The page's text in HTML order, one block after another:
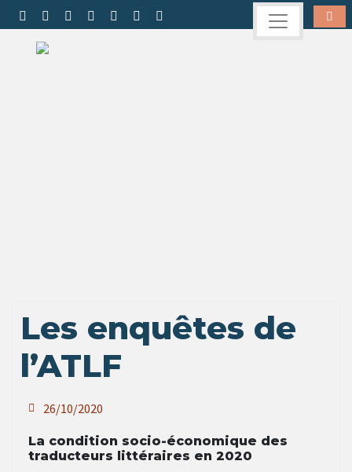
Les enquêtes de
l’ATLF
26/10/2020
La condition socio-économique des
traducteurs littéraires en 2020